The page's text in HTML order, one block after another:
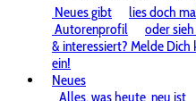
Neues gibt
lies doch
Autorenprofil
oder
& interessiert? Melde Dich
ein!
Neues
Alles, was heute neu ist